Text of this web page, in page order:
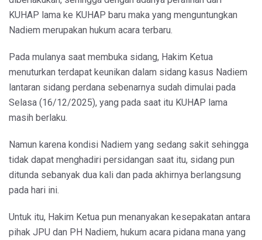
KUHAP lama ke KUHAP baru maka yang menguntungkan
Nadiem merupakan hukum acara terbaru.
Pada mulanya saat membuka sidang, Hakim Ketua
menuturkan terdapat keunikan dalam sidang kasus Nadiem
lantaran sidang perdana sebenarnya sudah dimulai pada
Selasa (16/12/2025), yang pada saat itu KUHAP lama
masih berlaku.
Namun karena kondisi Nadiem yang sedang sakit sehingga
tidak dapat menghadiri persidangan saat itu, sidang pun
ditunda sebanyak dua kali dan pada akhirnya berlangsung
pada hari ini.
Untuk itu, Hakim Ketua pun menanyakan kesepakatan antara
pihak JPU dan PH Nadiem, hukum acara pidana mana yang